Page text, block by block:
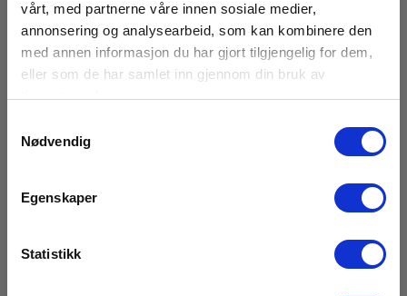
vårt, med partnerne våre innen sosiale medier,
annonsering og analysearbeid, som kan kombinere den
med annen informasjon du har gjort tilgjengelig for dem,
eller som de har samlet inn gjennom din bruk av
tjenestene deres.
Nødvendig
Egenskaper
Statistikk
Transducer frekvens
5 MHz
Transducer mål
Lydhastighet (v)
Måletemperatur
Rør, min. diameter
Tilbehør